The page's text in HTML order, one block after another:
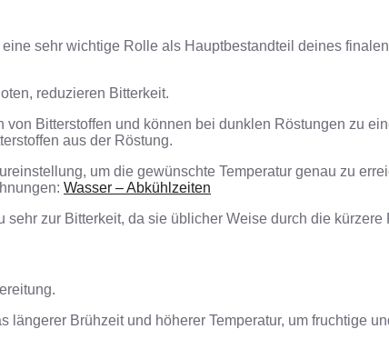
sehr wichtige Rolle als Hauptbestandteil deines
reduzieren Bitterkeit.
von Bitterstoffen und können bei dunklen Röstungen zu
aus der Röstung.
um die gewünschte Temperatur genau zu
Wasser – Abkühlzeiten
zur Bitterkeit, da sie üblicher Weise durch die
längerer Brühzeit und höherer Temperatur, um fruchtige